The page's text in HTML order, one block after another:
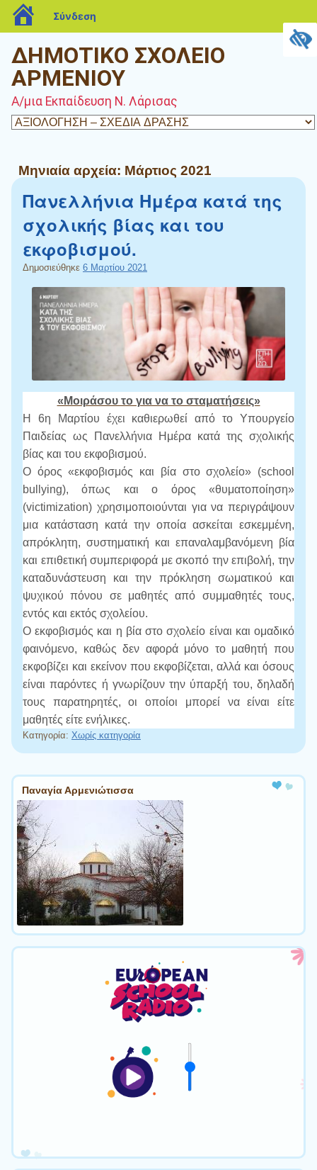
ΔΗΜΟΤΙΚΟ ΣΧΟΛΕΙΟ
ΑΡΜΕΝΙΟΥ
Α/μια Εκπαίδευση Ν. Λάρισας
Μηνιαία αρχεία: Μάρτιος 2021
Πανελλήνια Ημέρα κατά της
σχολικής βίας και του
εκφοβισμού.
Δημοσιεύθηκε 6 Μαρτίου 2021
«Μοιράσου το για να το σταματήσεις»
Η 6η Μαρτίου έχει καθιερωθεί από το Υπουργείο
Παιδείας ως Πανελλήνια Ημέρα κατά της σχολικής
βίας και του εκφοβισμού.
Ο όρος «εκφοβισμός και βία στο σχολείο» (school
bullying), όπως και ο όρος «θυματοποίηση»
(victimization) χρησιμοποιούνται για να περιγράψουν
μια κατάσταση κατά την οποία ασκείται εσκεμμένη,
απρόκλητη, συστηματική και επαναλαμβανόμενη βία
και επιθετική συμπεριφορά με σκοπό την επιβολή, την
καταδυνάστευση και την πρόκληση σωματικού και
ψυχικού πόνου σε μαθητές από συμμαθητές τους,
εντός και εκτός σχολείου.
Ο εκφοβισμός και η βία στο σχολείο είναι και ομαδικό
φαινόμενο, καθώς δεν αφορά μόνο το μαθητή που
εκφοβίζει και εκείνον που εκφοβίζεται, αλλά και όσους
είναι παρόντες ή γνωρίζουν την ύπαρξή του, δηλαδή
τους παρατηρητές, οι οποίοι μπορεί να είναι είτε
μαθητές είτε ενήλικες.
Κατηγορία: Χωρίς κατηγορία
Πλοήγηση άρθρων
Παναγία Αρμενιώτισσα
blogs.sch.gr
Σύνδεση